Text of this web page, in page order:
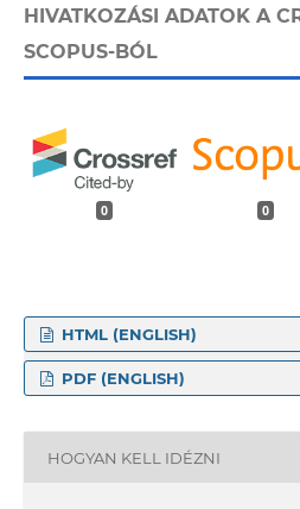
HIVATKOZÁSI ADATOK A
SCOPUS-BÓL
0 0
HTML (ENGLISH)
PDF (ENGLISH)
HOGYAN KELL IDÉZNI